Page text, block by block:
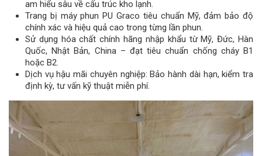
am hiểu sâu về cấu trúc kho lạnh.
Trang bị máy phun PU Graco tiêu chuẩn Mỹ, đảm bảo độ
chính xác và hiệu quả cao trong từng lần phun.
Sử dụng hóa chất chính hãng nhập khẩu từ Mỹ, Đức, Hàn
Quốc, Nhật Bản, China – đạt tiêu chuẩn chống cháy B1
hoặc B2.
Dịch vụ hậu mãi chuyên nghiệp: Bảo hành dài hạn, kiểm tra
định kỳ, tư vấn kỹ thuật miễn phí.